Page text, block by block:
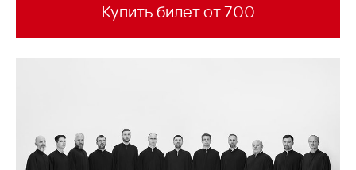
Купить билет от 700